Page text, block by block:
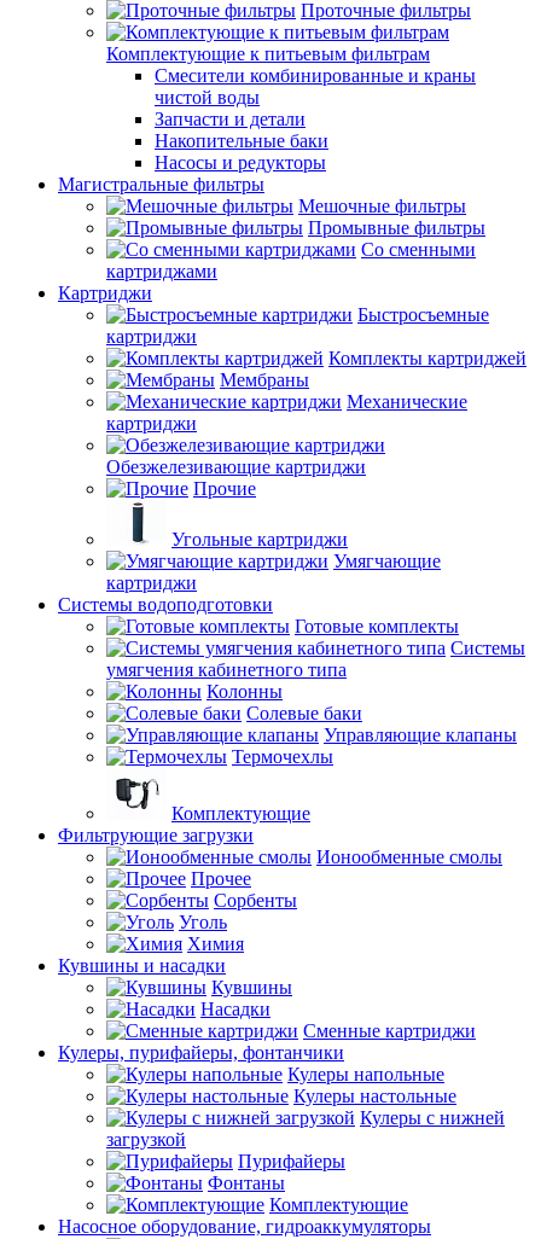
Проточные фильтры
Комплектующие к питьевым фильтрам
Смесители комбинированные и краны
чистой воды
Запчасти и детали
Накопительные баки
Насосы и редукторы
Магистральные фильтры
Мешочные фильтры
Промывные фильтры
Со сменными
картриджами
Картриджи
Быстросъемные
картриджи
Комплекты картриджей
Мембраны
Механические
картриджи
Обезжелезивающие картриджи
Прочие
Угольные картриджи
Умягчающие
картриджи
Системы водоподготовки
Готовые комплекты
Системы
умягчения кабинетного типа
Колонны
Солевые баки
Управляющие клапаны
Термочехлы
Комплектующие
Фильтрующие загрузки
Ионообменные смолы
Прочее
Сорбенты
Уголь
Химия
Кувшины и насадки
Кувшины
Насадки
Сменные картриджи
Кулеры, пурифайеры, фонтанчики
Кулеры напольные
Кулеры настольные
Кулеры с нижней
загрузкой
Пурифайеры
Фонтаны
Комплектующие
Насосное оборудование, гидроаккумуляторы